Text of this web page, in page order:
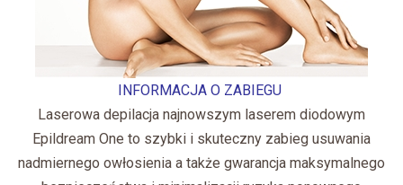
INFORMACJA O ZABIEGU
Laserowa depilacja najnowszym laserem diodowym
Epildream One to szybki i skuteczny zabieg usuwania
nadmiernego owłosienia a także gwarancja maksymalnego